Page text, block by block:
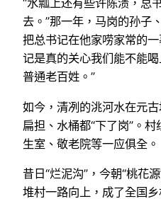
“水瓢上还有些许陈渍，总
去。”那一年，马岗的孙子
把总书记在他家唠家常的
记是真的关心我们能不能
普通老百姓。”
如今，清冽的洮河水在元
扁担、水桶都“下了岗”。
生室、敬老院等一应俱全。
昔日“烂泥沟”，今朝“桃花
堆村一路向上，成了全国